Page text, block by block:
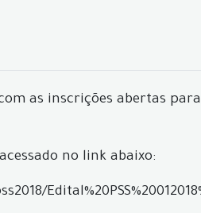
as inscrições abertas
no link abaixo: